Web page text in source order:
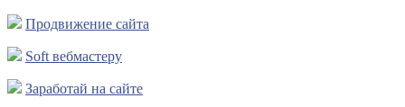
Продвижение сайта
Soft вебмастеру
Заработай на сайте